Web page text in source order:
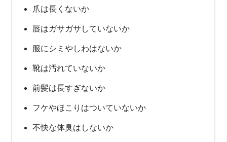
爪は長くないか
唇はガサガサしていないか
服にシミやしわはないか
靴は汚れていないか
前髪は長すぎないか
フケやほこりはついていないか
不快な体臭はしないか